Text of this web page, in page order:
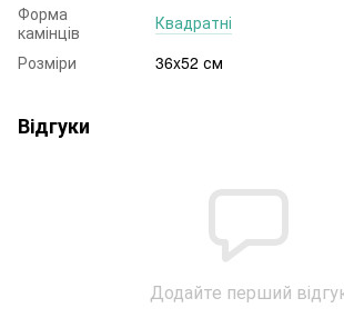
Форма
камінців
Квадратні
Розміри
36x52 см
Відгуки
Додайте перший